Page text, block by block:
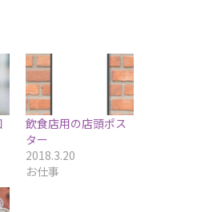
飲食店用の店頭ポス
ター
2018.3.20
お仕事